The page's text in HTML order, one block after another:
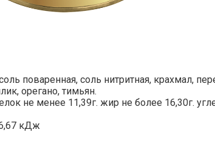
поваренная, соль нитритная, крахмал,
орегано, тимьян.
не менее 11,39г. жир не более 16,30г.
кДж